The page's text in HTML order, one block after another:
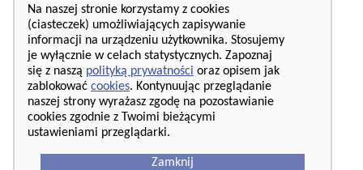
Na naszej stronie korzystamy z cookies
(ciasteczek) umożliwiających zapisywanie
informacji na urządzeniu użytkownika. Stosujemy
je wyłącznie w celach statystycznych. Zapoznaj
się z naszą polityką prywatności oraz opisem jak
zablokować cookies. Kontynuując przeglądanie
naszej strony wyrażasz zgodę na pozostawianie
cookies zgodnie z Twoimi bieżącymi
ustawieniami przeglądarki.
Zamknij